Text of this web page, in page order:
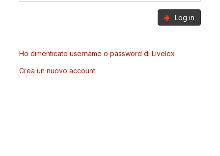
Log in
Ho dimenticato username o password di Livelox
Crea un nuovo account